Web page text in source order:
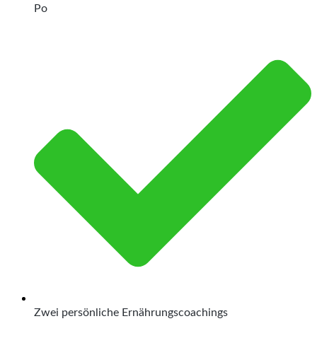
Po
Zwei persönliche Ernährungscoachings